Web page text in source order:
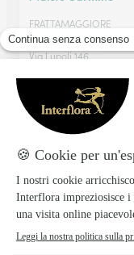
FRATTAMAGGIORE
★★★★★4.8 (43)
Via Lupoli 146
Vedi il negozio